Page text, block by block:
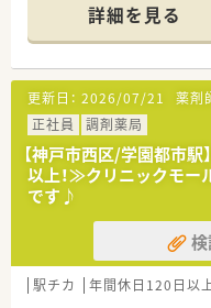
西日本を中心に、全
東証一部上場企業と
薬局研修・ブロック
任意で参加できる研
を深めていただけます
中途入社の方にも本
未経験の方も一から
20～30代の方が多
知識習得に意欲的な
迎です。
詳細を見る
更新日： 2026/07/21 薬剤
正社員
調剤薬局
【神戸市西区/学園都市
以上！≫クリニックモー
です♪
駅チカ 年間休日120日以